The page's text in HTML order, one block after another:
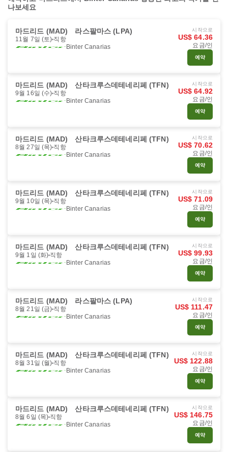
나보세요
마드리드 (MAD) 라스팔마스 (LPA)
11월 7일 (토) 직항
Binter Canarias
시작으로
US$ 64.36
요금/인
예약
마드리드 (MAD) 산타크루스데테네리페 (TFN)
9월 16일 (수) 직항
Binter Canarias
시작으로
US$ 64.92
요금/인
예약
마드리드 (MAD) 산타크루스데테네리페 (TFN)
8월 27일 (목) 직항
Binter Canarias
시작으로
US$ 70.62
요금/인
예약
마드리드 (MAD) 산타크루스데테네리페 (TFN)
9월 10일 (목) 직항
Binter Canarias
시작으로
US$ 71.09
요금/인
예약
마드리드 (MAD) 산타크루스데테네리페 (TFN)
9월 1일 (화) 직항
Binter Canarias
시작으로
US$ 99.93
요금/인
예약
마드리드 (MAD) 라스팔마스 (LPA)
8월 21일 (금) 직항
Binter Canarias
시작으로
US$ 111.47
요금/인
예약
마드리드 (MAD) 산타크루스데테네리페 (TFN)
8월 31일 (월) 직항
Binter Canarias
시작으로
US$ 122.88
요금/인
예약
마드리드 (MAD) 산타크루스데테네리페 (TFN)
8월 6일 (목) 직항
Binter Canarias
시작으로
US$ 146.75
요금/인
예약